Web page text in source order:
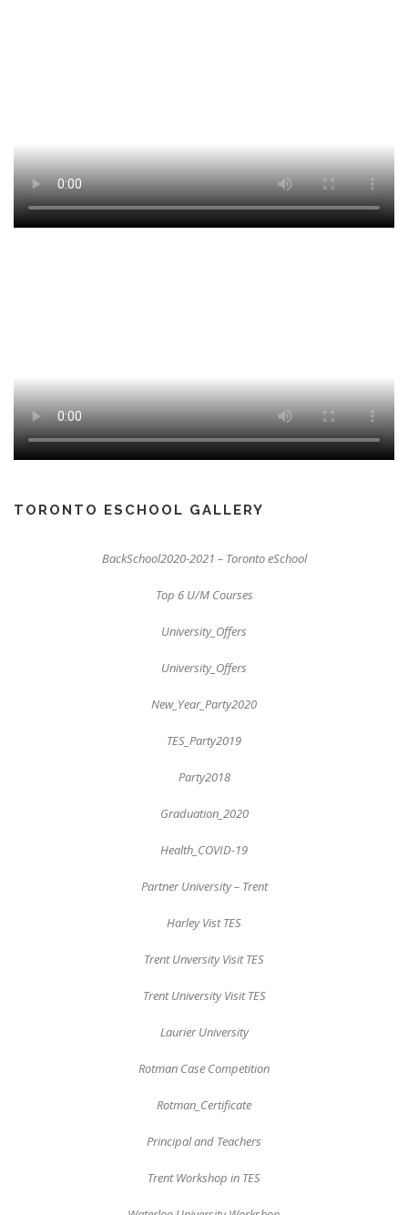
TORONTO ESCHOOL GALLERY
BackSchool2020-2021 – Toronto eSchool
Top 6 U/M Courses
University_Offers
University_Offers
New_Year_Party2020
TES_Party2019
Party2018
Graduation_2020
Health_COVID-19
Partner University – Trent
Harley Vist TES
Trent Unversity Visit TES
Trent University Visit TES
Laurier University
Rotman Case Competition
Rotman_Certificate
Principal and Teachers
Trent Workshop in TES